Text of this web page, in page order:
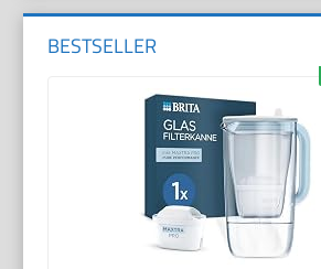
BESTSELLER